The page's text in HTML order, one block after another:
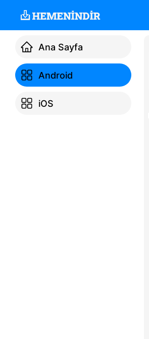
Ana Sayfa
Android
iOS